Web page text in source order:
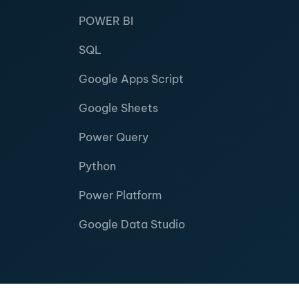
POWER BI
SQL
Google Apps Script
Google Sheets
Power Query
Python
Power Platform
Google Data Studio